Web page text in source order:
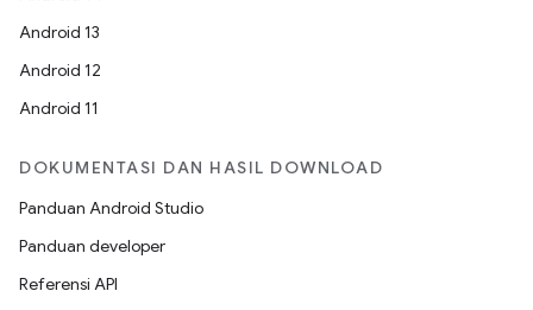
Android 13
Android 12
Android 11
DOKUMENTASI DAN HASIL DOWNLOAD
Panduan Android Studio
Panduan developer
Referensi API